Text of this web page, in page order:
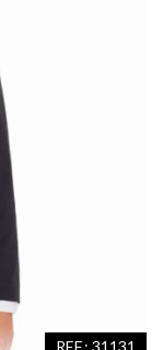
REF.: 31131